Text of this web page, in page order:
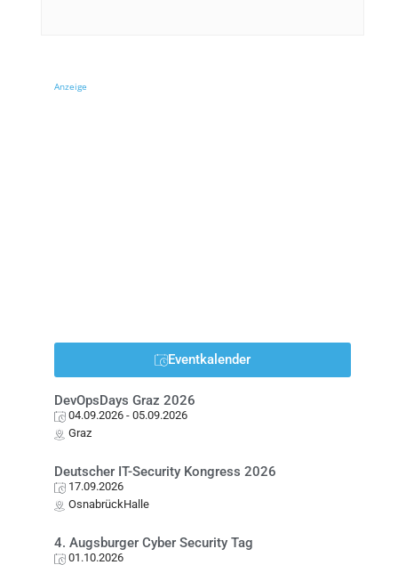
Anzeige
Eventkalender
DevOpsDays Graz 2026
04.09.2026- 05.09.2026
Graz
Deutscher IT-Security Kongress 2026
17.09.2026
OsnabrückHalle
4. Augsburger Cyber Security Tag
01.10.2026